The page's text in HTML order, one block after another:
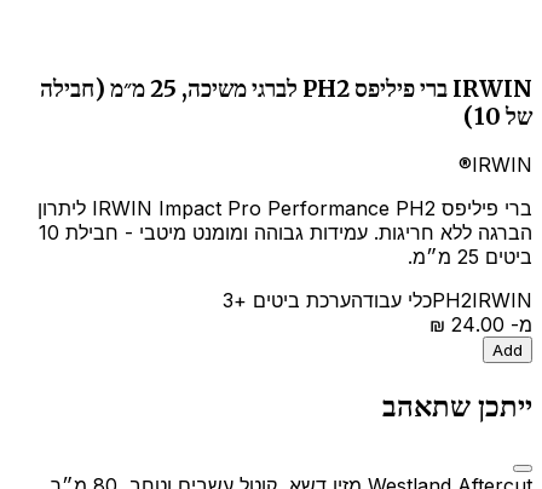
IRWIN ברי פיליפס PH2 לברגי משיכה, 25 מ״מ (חבילה
של 10)
IRWIN®
ברי פיליפס IRWIN Impact Pro Performance PH2 ליתרון
הברגה ללא חריגות. עמידות גבוהה ומומנט מיטבי - חבילת 10
ביטים 25 מ״מ.
PH2IRWIN כלי עבודהערכת ביטים +3
מ-
Add
ייתכן שתאהב